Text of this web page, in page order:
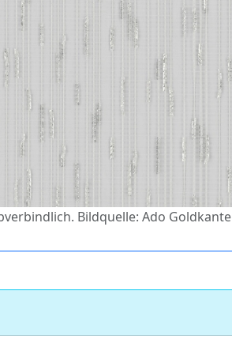
Bildquelle: Ado Goldkante